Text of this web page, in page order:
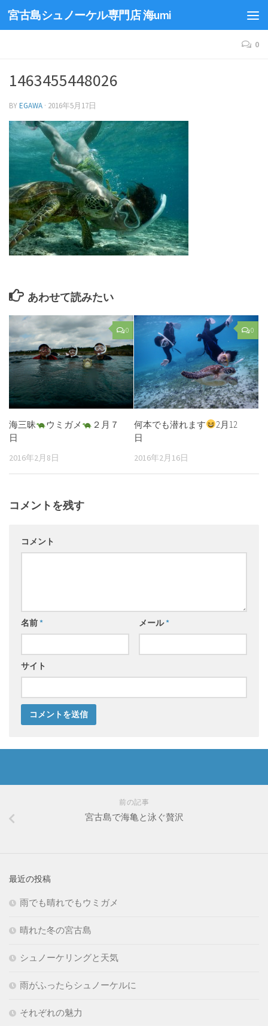
宮古島シュノーケル専門店 海umi
0
1463455448026
BYEGAWA · 2016年5月17日
あわせて読みたい
0
海三昧 ウミガメ
２月７
日
2016年2月8日
0
何本でも潜れます
2月12
日
2016年2月16日
コメントを残す
コメント
名前* メール*
サイト
前の記事
宮古島で海亀と泳ぐ贅沢
最近の投稿
雨でも晴れでもウミガメ
晴れた冬の宮古島
シュノーケリングと天気
雨がふったらシュノーケルに
それぞれの魅力